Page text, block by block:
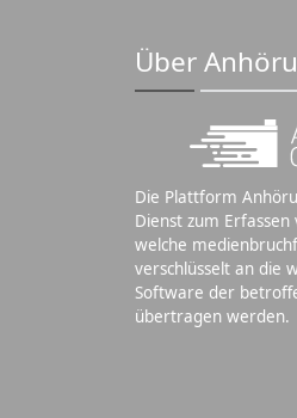
Über
Die Plattform
Dienst zum
welche
verschlüsselt an die
Software der
übertragen werden.